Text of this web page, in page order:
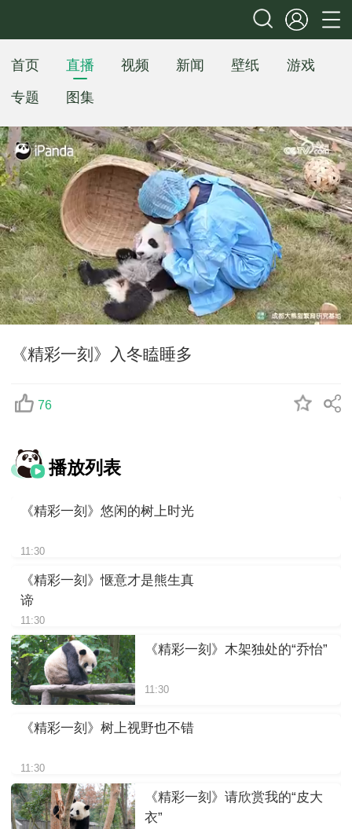
首页 直播 视频 新闻 壁纸
游戏
专题
图集
《精彩一刻》入冬瞌睡多
76
播放列表
《精彩一刻》悠闲的树上时光
11:30
《精彩一刻》惬意才是熊生真
谛
11:30
《精彩一刻》木架独处的“乔怡”
11:30
《精彩一刻》树上视野也不错
11:30
《精彩一刻》请欣赏我的“皮大
衣”